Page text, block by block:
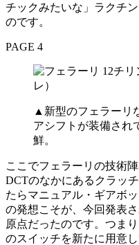
チックみたいな」ラクチ
のです。
PAGE 4
▲新型のフェラーリ
アシフトが装備され
鮮。
ここでフェラーリの技術
DCTのなかにあるクラッ
たらマニュアル・ギアボ
の発想こそが、今回発表
原点だったのです。つま
のスイッチを新たに用意